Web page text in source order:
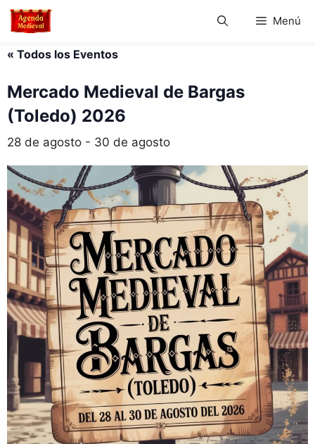
Saltar
Menú
« Todos los Eventos
Mercado Medieval de Bargas
(Toledo) 2026
28 de agosto - 30 de agosto